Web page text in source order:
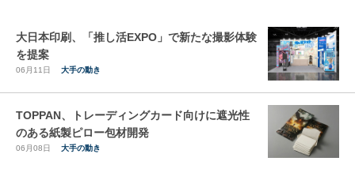
大日本印刷、「推し活EXPO」で新たな撮影体験
を提案
06月11日 大手の動き
TOPPAN、トレーディングカード向けに遮光性
のある紙製ピロー包材開発
06月08日 大手の動き